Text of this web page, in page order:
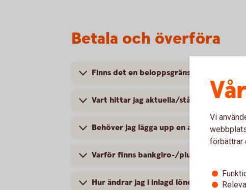
Betala och överföra
Finns det en beloppsgräns för
Vart hittar jag aktuella/stående
Behöver jag lägga upp en avvisad
Varför finns bankgiro-/
Hur ändrar jag i inlagd lönelista?
Vi
förbättrar